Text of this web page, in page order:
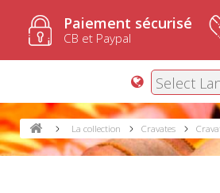
Paiement sécurisé
CB et Paypal
Select
La collection Cravates